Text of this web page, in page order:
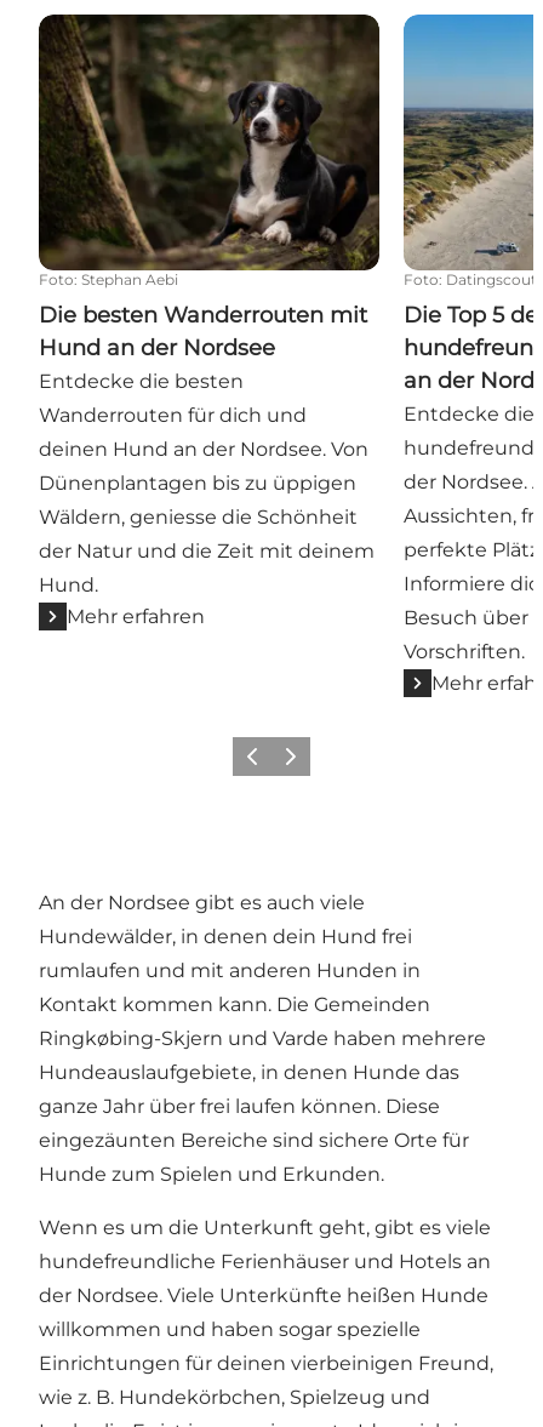
Die besten Wanderrouten mit Hund an der
Foto: Stephan Aebi
Die besten Wanderrouten mit
Hund an der Nordsee
Entdecke die besten
Wanderrouten für dich und
deinen Hund an der Nordsee. Von
Dünenplantagen bis zu üppigen
Wäldern, geniesse die Schönheit
der Natur und die Zeit mit deinem
Hund.
Mehr erfahren
Die Top 5 der
Foto: Datingscout
Die Top 5
an der
Entdecke die
der Nordsee.
Aussichten,
perfekte
Informiere
Besuch über
Vorschriften.
Mehr
ZurückWeiter
An der Nordsee gibt es auch viele
Hundewälder, in denen dein Hund frei
rumlaufen und mit anderen Hunden in
Kontakt kommen kann. Die Gemeinden
Ringkøbing-Skjern und Varde haben mehrere
Hundeauslaufgebiete, in denen Hunde das
ganze Jahr über frei laufen können. Diese
eingezäunten Bereiche sind sichere Orte für
Hunde zum Spielen und Erkunden.
Wenn es um die Unterkunft geht, gibt es viele
hundefreundliche Ferienhäuser und Hotels an
der Nordsee. Viele Unterkünfte heißen Hunde
willkommen und haben sogar spezielle
Einrichtungen für deinen vierbeinigen Freund,
wie z. B. Hundekörbchen, Spielzeug und